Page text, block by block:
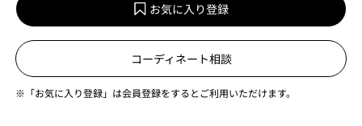
お気に入り登録
コーディネート相談
※「お気に入り登録」は会員登録をするとご利用いただけます。